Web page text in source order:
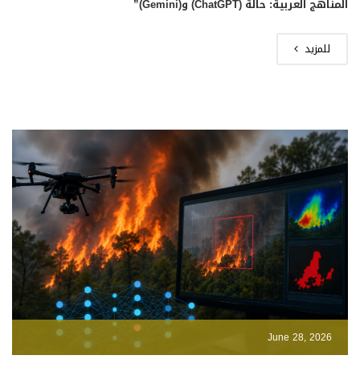
المناهج العربية: حالة (ChatGPT) و(Gemini)”
للمزيد
June 28, 2026